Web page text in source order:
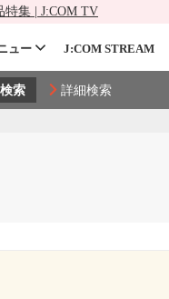
特集 | J:COM TV
ュー J:COM STREAM
詳細検索